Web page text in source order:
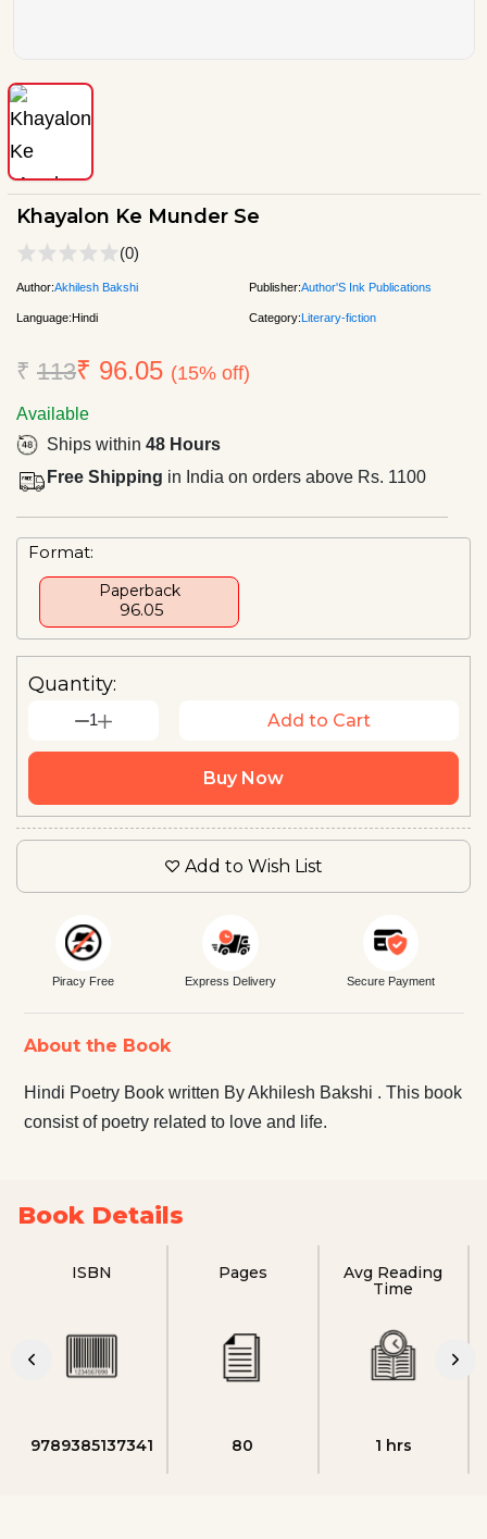
Khayalon Ke Munder Se
(0)
Author:Akhilesh Bakshi Publisher:Author'S Ink Publications
Language:Hindi Category:Literary-fiction
₹ 113₹ 96.05 (15% off)
Available
Ships within 48 Hours
Free Shipping in India on orders above Rs. 1100
Format:
Paperback
₹ 96.05
Quantity:
1 Add to Cart
Buy Now
Add to Wish List
Piracy Free Express Delivery Secure Payment
About the Book
Hindi Poetry Book written By Akhilesh Bakshi . This book
consist of poetry related to love and life.
Book Details
ISBN
9789385137341
Pages
80
Avg Reading
Time
1 hrs